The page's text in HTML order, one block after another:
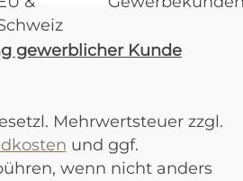
gewerblicher Kunde
Mehrwertsteuer zzgl.
und ggf.
wenn nicht anders